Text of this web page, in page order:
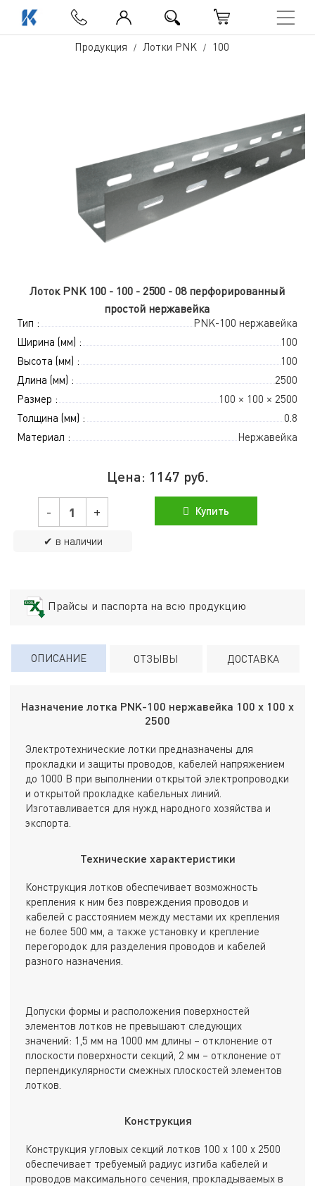
Продукция Лотки PNK 100
Лоток PNK 100 - 100 - 2500 - 08 перфорированный
простой нержавейка
Тип :
PNK-100 нержавейка
Ширина (мм) :
100
Высота (мм) :
100
Длина (мм) :
2500
Размер :
100 × 100 × 2500
Толщина (мм) :
0.8
Материал :
Нержавейка
Цена: 1147 руб.
- +
✔ в наличии
Купить
Прайсы и паспорта на всю продукцию
ОПИСАНИЕ ОТЗЫВЫ ДОСТАВКА
Назначение лотка PNK-100 нержавейка 100 х 100 х
2500
Электротехнические лотки предназначены для
прокладки и защиты проводов, кабелей напряжением
до 1000 В при выполнении открытой электропроводки
и открытой прокладке кабельных линий.
Изготавливается для нужд народного хозяйства и
экспорта.
Технические характеристики
Конструкция лотков обеспечивает возможность
крепления к ним без повреждения проводов и
кабелей с расстоянием между местами их крепления
не более 500 мм, а также установку и крепление
перегородок для разделения проводов и кабелей
разного назначения.
Допуски формы и расположения поверхностей
элементов лотков не превышают следующих
значений: 1,5 мм на 1000 мм длины – отклонение от
плоскости поверхности секций, 2 мм – отклонение от
перпендикулярности смежных плоскостей элементов
лотков.
Конструкция
Конструкция угловых секций лотков 100 х 100 х 2500
обеспечивает требуемый радиус изгиба кабелей и
проводов максимального сечения, прокладываемых в